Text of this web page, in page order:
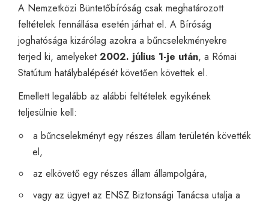
A Nemzetközi Büntetőbíróság csak meghatározott
feltételek fennállása esetén járhat el. A Bíróság
joghatósága kizárólag azokra a bűncselekményekre
terjed ki, amelyeket2002. július 1-je után, a Római
Statútum hatálybalépését követően követtek el.
Emellett legalább az alábbi feltételek egyikének
teljesülnie kell:
a bűncselekményt egy részes állam területén követték
el,
az elkövető egy részes állam állampolgára,
vagy az ügyet az ENSZ Biztonsági Tanácsa utalja a